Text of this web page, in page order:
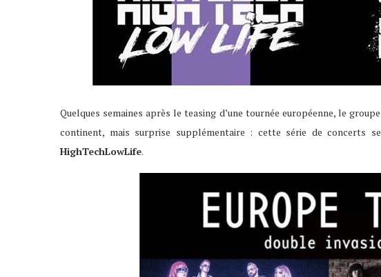
Quelques semaines après le teasing d’une tournée européenne, le
continent, mais surprise supplémentaire : cette série de concerts
HighTechLowLife.